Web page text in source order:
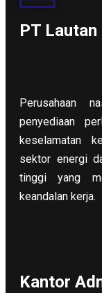
PT
Perusahaan
penyediaan
keselamatan
sektor energi
tinggi yang
keandalan kerja.
Kantor